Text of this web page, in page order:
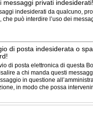
messaggi privati indesiderati!
indesiderati da qualcuno,
che può interdire l’uso dei
di posta indesiderata o
di posta elettronica di questa
a chi manda questi
in questione
in modo che possa